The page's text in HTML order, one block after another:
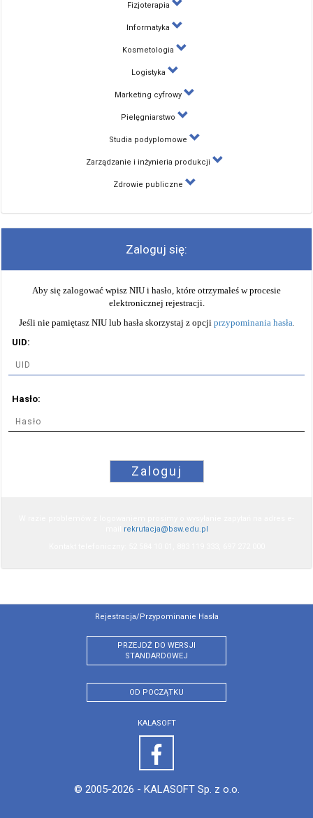
Fizjoterapia
Informatyka
Kosmetologia
Logistyka
Marketing cyfrowy
Pielęgniarstwo
Studia podyplomowe
Zarządzanie i inżynieria produkcji
Zdrowie publiczne
Zaloguj się:
Aby się zalogować wpisz NIU i hasło, które otrzymałeś w procesie
elektronicznej rejestracji.
Jeśli nie pamiętasz NIU lub hasła skorzystaj z opcji przypominania hasła.
UID:
Hasło:
Zaloguj
rekrutacja@bsw.edu.pl
Rejestracja/przypominanie Hasła
PRZEJDŹ DO WERSJI
STANDARDOWEJ
OD POCZĄTKU
KALASOFT
© 2005-2026 - KALASOFT Sp. z o.o.